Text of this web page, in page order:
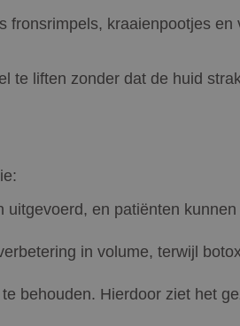
kraaienpootjes en
te liften zonder dat de huid
en patiënten
in volume, terwijl
behouden. Hierdoor ziet het